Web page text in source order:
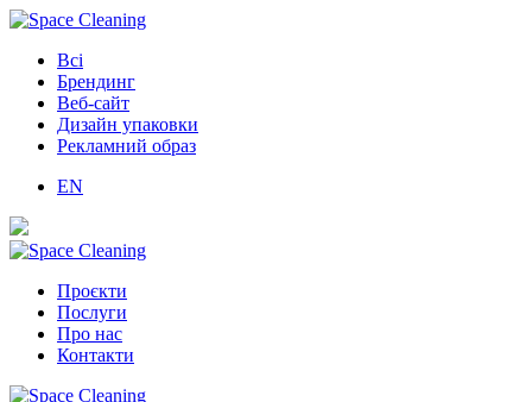
Всі
Брендинг
Веб-сайт
Дизайн упаковки
Рекламний образ
EN
Проєкти
Послуги
Про нас
Контакти